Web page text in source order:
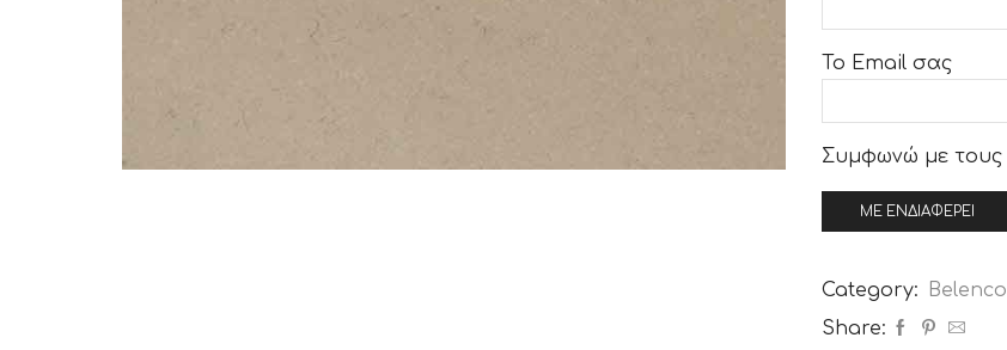
Το Email σας
Συμφωνώ με τους
Category:
Belenco
Share: